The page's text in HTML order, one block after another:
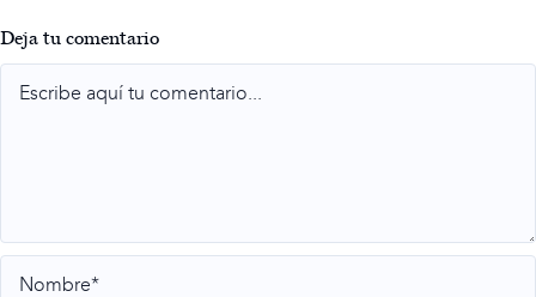
Deja tu comentario